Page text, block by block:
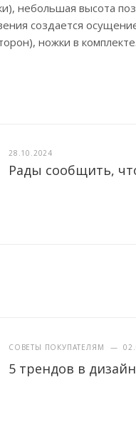
небольшая высота
создается
ножки в
28.10.2024
Рады сообщить,
СОВЕТЫ ПОКУПАТЕЛЯМ —
5 трендов в